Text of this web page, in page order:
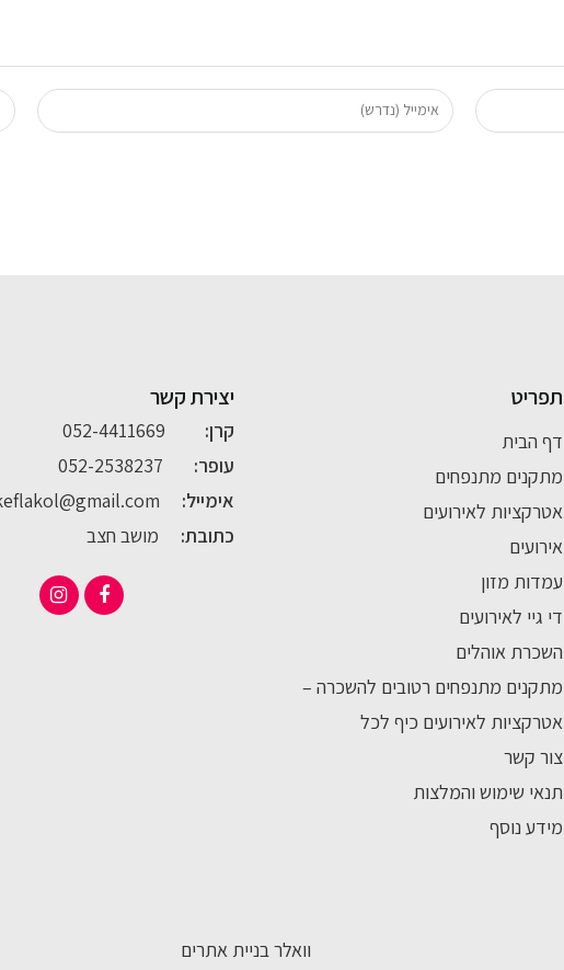
תפריט
דף הבית
מתקנים מתנפחים
אטרקציות לאירועים
אירועים
עמדות מזון
די גיי לאירועים
השכרת אוהלים
מתקנים מתנפחים רטובים להשכרה –
אטרקציות לאירועים כיף לכל
צור קשר
תנאי שימוש והמלצות
מידע נוסף
יצירת קשר
קרן:
052-4411669
עופר:
052-2538237
אימייל:
כתובת: מושב חצב
וואלר בניית אתרים